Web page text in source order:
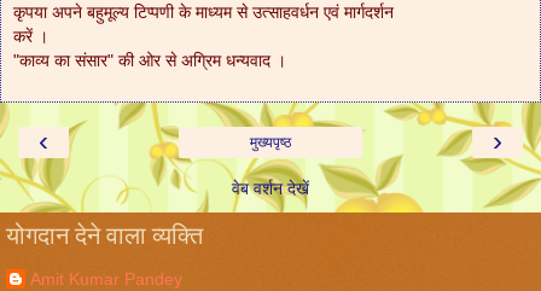
कृपया अपने बहुमूल्य टिप्पणी के माध्यम से उत्साहवर्धन एवं मार्गदर्शन
करें ।
"काव्य का संसार" की ओर से अग्रिम धन्यवाद ।
‹ ›
मुख्यपृष्ठ
वेब वर्शन देखें
योगदान देने वाला व्यक्ति
Amit Kumar Pandey